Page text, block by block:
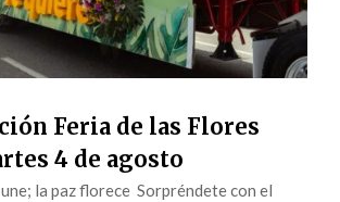
Feria de las Flores
4 de agosto
la paz florece Sorpréndete con el